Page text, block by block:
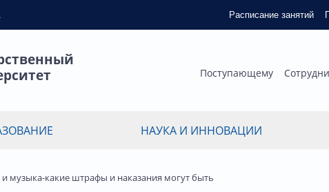
Расписание занятий
Поступающему
НАУКА И ИННОВАЦИИ
музыка-какие штрафы и наказания могут быть